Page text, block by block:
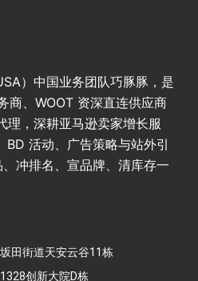
）中国业务团队巧豚豚，是
商、WOOT 资深直连供应商
理，深耕亚马逊卖家增长服
BD 活动、广告策略与站外引
冲排名、宣品牌、清库存一
田街道天安云谷11栋
创新大院D栋